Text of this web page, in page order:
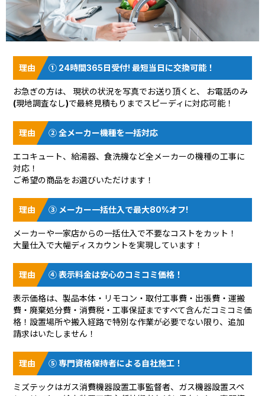
① 24時間365日受付! 最短当日に交換可能！
お急ぎの方は、 現状の状況を写真でお送り頂く と、 お電話のみ
(現地調査なし)で最終見積もりまでスピーディに対応可能！
② 全メーカー機種を一括対応
エコキュート、給湯器、食洗機など全メーカーの機種の工事に
対応！
ご希望の商品をお選びいただけます！
③ メーカー一括仕入で最大80%オフ!
メーカーや一家店からの一括仕入で不要なコストをカット！
大量仕入で大幅ディスカウントを実現しています！
④ 表示料金は安心のコミコミ価格！
表示価格は、製品本体・リモコン・取付工事費・出張費・運搬
費・廃棄処分費・消費税・工事保証まですべて含んだコミコミ価
格！設置場所や搬入経路で特別な作業が必要でない限り、追加
請求はいたしません！
⑤ 専門資格保持者による自社施工！
ミズテックはガス消費機器設置工事監督者、ガス機器設置スペ